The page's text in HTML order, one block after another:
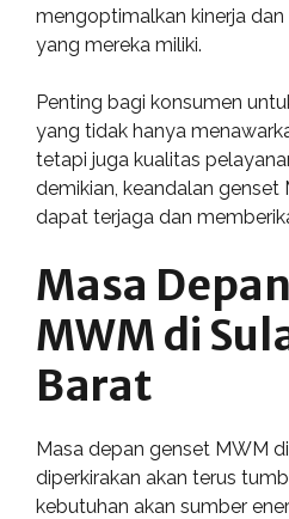
mengoptimalkan kinerja
yang mereka miliki.
Penting bagi konsumen
yang tidak hanya
tetapi juga kualitas
demikian, keandalan genset
dapat terjaga dan
Masa
MWM di
Barat
Masa depan genset MWM
diperkirakan akan terus
kebutuhan akan sumber